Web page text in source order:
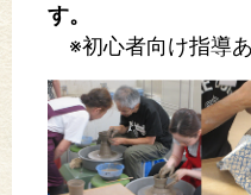
す。
※初心者向け指導